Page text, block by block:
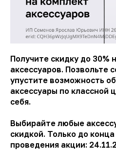
Получите скидку до 30%
аксессуаров. Позвольте
упустите возможность
аксессуары по классной
себя.
Выбирайте любые
скидкой. Только до
проведения акции: